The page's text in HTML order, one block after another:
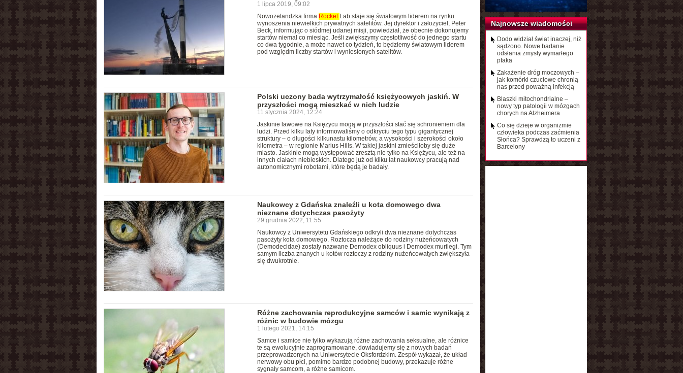
1 lipca 2019, 09:02
Nowozelandzka firma Rocket Lab staje się światowym liderem na rynku
wynoszenia niewielkich prywatnych satelitów. Jej dyrektor i założyciel, Peter
Beck, informując o siódmej udanej misji, powiedział, że obecnie dokonujemy
startów niemal co miesiąc. Jeśli zwiększymy częstotliwość do jednego startu
co dwa tygodnie, a może nawet co tydzień, to będziemy światowym liderem
pod względm liczby startów i wyniesionych satelitów.
Polski uczony bada wytrzymałość księżycowych jaskiń. W
przyszłości mogą mieszkać w nich ludzie
11 stycznia 2024, 12:24
Jaskinie lawowe na Księżycu mogą w przyszłości stać się schronieniem dla
ludzi. Przed kilku laty informowaliśmy o odkryciu tego typu gigantycznej
struktury – o długości kilkunastu kilometrów, a wysokości i szerokości około
kilometra – w regionie Marius Hills. W takiej jaskini zmieściłoby się duże
miasto. Jaskinie mogą występować zresztą nie tylko na Księżycu, ale też na
innych ciałach niebieskich. Dlatego już od kilku lat naukowcy pracują nad
autonomicznymi robotami, które będą je badały.
Naukowcy z Gdańska znaleźli u kota domowego dwa
nieznane dotychczas pasożyty
29 grudnia 2022, 11:55
Naukowcy z Uniwersytetu Gdańskiego odkryli dwa nieznane dotychczas
pasożyty kota domowego. Roztocza należące do rodziny nużeńcowatych
(Demodecidae) zostały nazwane Demodex obliquus i Demodex murilegi. Tym
samym liczba znanych u kotów roztoczy z rodziny nużeńcowatych zwiększyła
się dwukrotnie.
Różne zachowania reprodukcyjne samców i samic wynikają z
różnic w budowie mózgu
1 lutego 2021, 14:15
Samce i samice nie tylko wykazują różne zachowania seksualne, ale różnice
te są ewolucyjnie zaprogramowane, dowiadujemy się z nowych badań
przeprowadzonych na Uniwersytecie Oksfordzkim. Zespół wykazał, że układ
nerwowy obu płci, pomimo bardzo podobnej budowy, przekazuje różne
sygnały samcom, a różne samicom.
Najnowsze wiadomości
Dodo widział świat inaczej, niż
sądzono. Nowe badanie
odsłania zmysły wymarłego
ptaka
Zakażenie dróg moczowych –
jak komórki czuciowe chronią
nas przed poważną infekcją
Blaszki mitochondrialne –
nowy typ patologii w mózgach
chorych na Alzheimera
Co się dzieje w organizmie
człowieka podczas zaćmienia
Słońca? Sprawdzą to uczeni z
Barcelony